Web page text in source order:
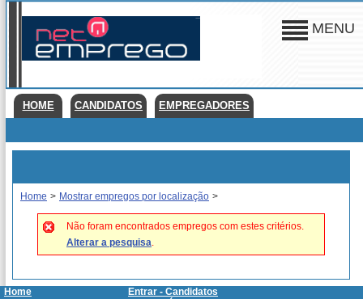
MENU
HOME CANDIDATOS EMPREGADORES
Home > Mostrar empregos por localização >
Não foram encontrados empregos com estes critérios.
Alterar a pesquisa.
Home
Entrar - Candidatos